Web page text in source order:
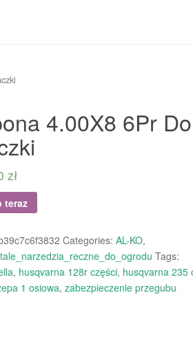
4.00X8 6Pr Do
zł
teraz
Categories: AL-KO,
Tags:
, husqvarna 128r części, husqvarna 235
1 osiowa, zabezpieczenie przegubu